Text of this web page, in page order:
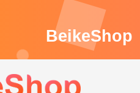
BeikeShop